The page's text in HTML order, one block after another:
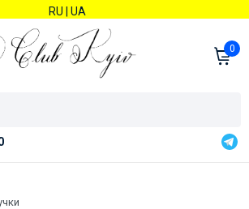
RU UA
0